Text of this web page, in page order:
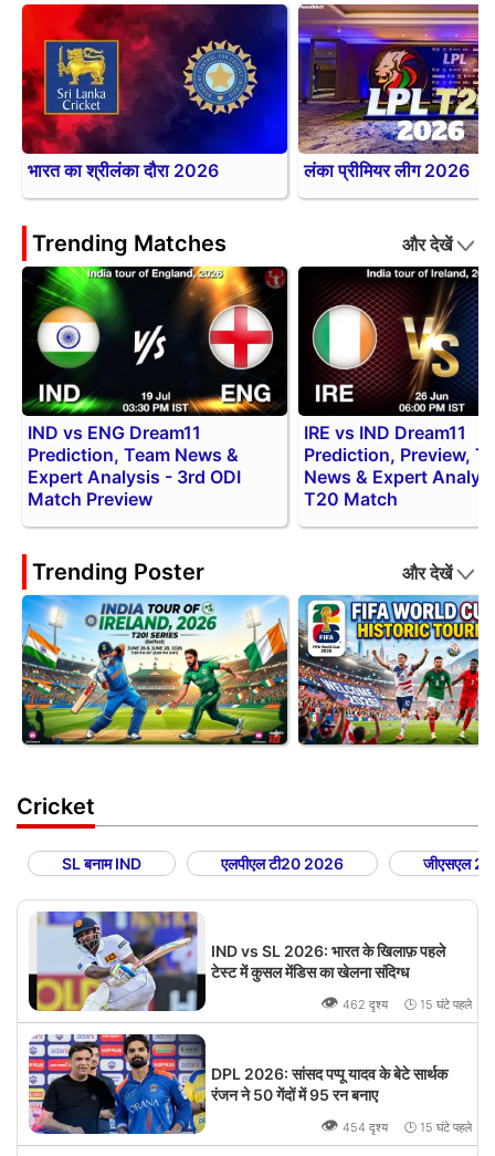
भारत का श्रीलंका दौरा 2026 लंका प्रीमियर लीग 2026
Trending Matches और देखें
IND vs ENG Dream11
Prediction, Team News &
Expert Analysis - 3rd ODI
Match Preview
IRE vs IND Dream11
Prediction, Preview,
News & Expert
T20 Match
Trending Poster और देखें
Cricket
SL बनाम IND एलपीएल टी20 2026 जीएसएल
IND vs SL 2026: भारत के खिलाफ़ पहले
टेस्ट में कुसल मेंडिस का खेलना संदिग्ध
👁 462 दृश्य 🕒 15 घंटे पहले
DPL 2026: सांसद पप्पू यादव के बेटे सार्थक
रंजन ने 50 गेंदों में 95 रन बनाए
👁 454 दृश्य 🕒 15 घंटे पहले